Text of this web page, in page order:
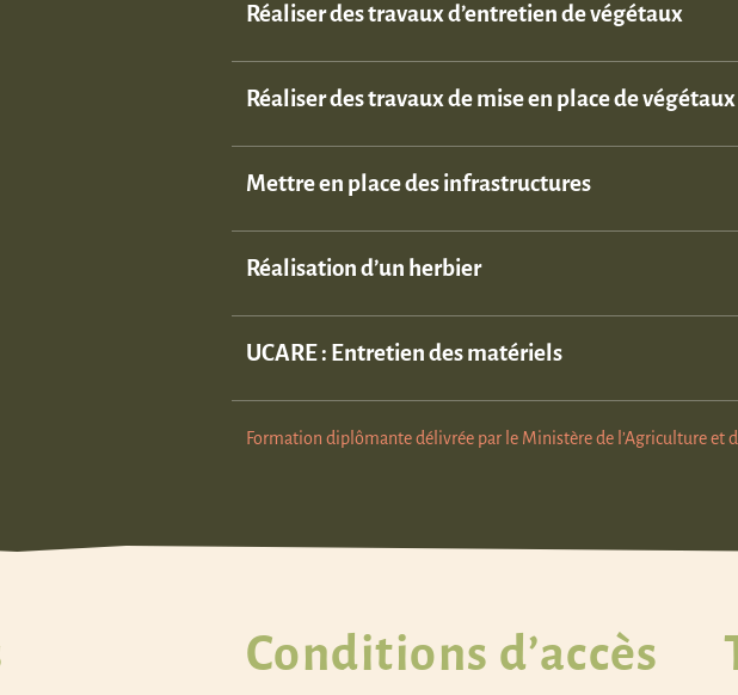
Réaliser des travaux d’entretien de végétaux
Réaliser des travaux de mise en place de végétaux
Mettre en place des infrastructures
Réalisation d’un herbier
UCARE : Entretien des matériels
Formation diplômante délivrée par le Ministère de l’Agriculture et
Conditions d’accès